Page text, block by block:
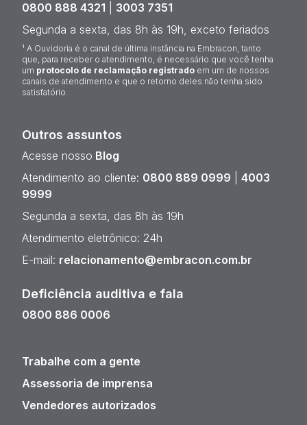
0800 888 4321
3003 7351
Segunda a sexta, das 8h às 19h, exceto feriados
¹ A Ouvidoria é o canal de última instância na Embracon, tanto
que, para receber o atendimento, é necessário que você tenha
um protocolo de reclamação registrado em um de nossos
canais de atendimento e que o retorno deles não tenha sido
satisfatório.
Outros assuntos
Acesse nosso Blog
Atendimento ao cliente: 0800 889 0999
4003
9999
Segunda a sexta, das 8h às 19h
Atendimento eletrônico: 24h
E-mail: relacionamento@embracon.com.br
Deficiência auditiva e fala
0800 886 0006
Trabalhe com a gente
Assessoria de imprensa
Vendedores autorizados